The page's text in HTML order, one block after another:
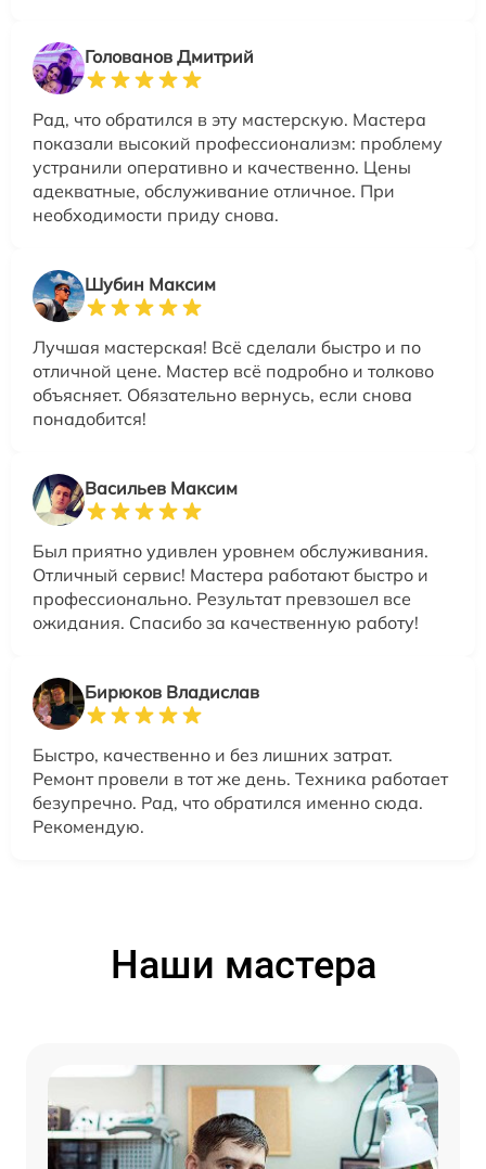
Голованов Дмитрий
Рад, что обратился в эту мастерскую. Мастера
показали высокий профессионализм: проблему
устранили оперативно и качественно. Цены
адекватные, обслуживание отличное. При
необходимости приду снова.
Шубин Максим
Лучшая мастерская! Всё сделали быстро и по
отличной цене. Мастер всё подробно и толково
объясняет. Обязательно вернусь, если снова
понадобится!
Васильев Максим
Был приятно удивлен уровнем обслуживания.
Отличный сервис! Мастера работают быстро и
профессионально. Результат превзошел все
ожидания. Спасибо за качественную работу!
Бирюков Владислав
Быстро, качественно и без лишних затрат.
Ремонт провели в тот же день. Техника работает
безупречно. Рад, что обратился именно сюда.
Рекомендую.
Наши мастера